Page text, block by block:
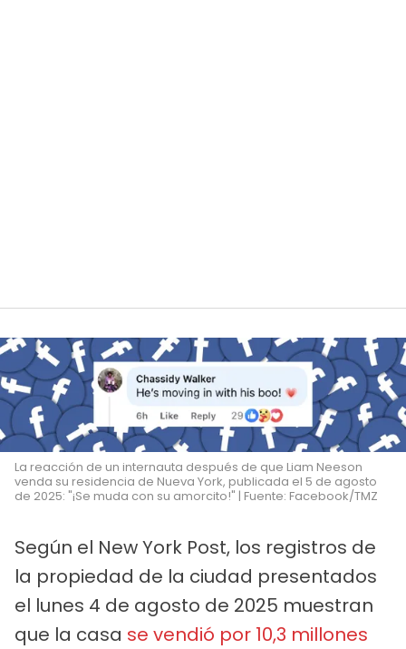
La reacción de un internauta después de que Liam Neeson
venda su residencia de Nueva York, publicada el 5 de agosto
de 2025: "¡Se muda con su amorcito!" | Fuente: Facebook/TMZ
Según el New York Post, los registros de
la propiedad de la ciudad presentados
el lunes 4 de agosto de 2025 muestran
que la casa se vendió por 10,3 millones